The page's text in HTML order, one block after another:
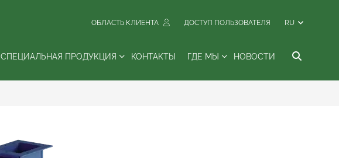
ОБЛАСТЬ КЛИЕНТА ДОСТУП ПОЛЬЗОВАТЕЛЯ RU
СПЕЦИАЛЬНАЯ ПРОДУКЦИЯ КОНТАКТЫ ГДЕ МЫ НОВОСТИ